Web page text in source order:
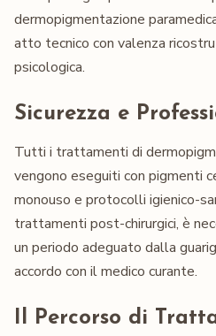
dermopigmentazione
atto tecnico con valenza
psicologica.
Sicurezza e
Tutti i trattamenti di
vengono eseguiti con pigmenti
monouso e protocolli igienico-
trattamenti post-chirurgici, è
un periodo adeguato dalla
accordo con il medico curante.
Il Percorso di